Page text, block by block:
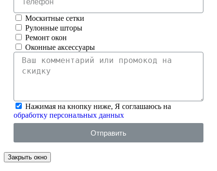
Москитные сетки
Рулонные шторы
Ремонт окон
Оконные аксессуары
Нажимая на кнопку ниже, Я соглашаюсь на
обработку персональных данных
Отправить
Закрыть окно